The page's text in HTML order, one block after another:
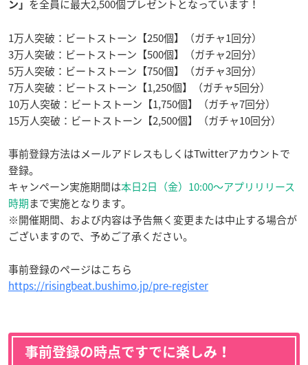
ン」 を全員に最大2,500個プレゼントとなっています！
1万人突破：ビートストーン【250個】（ガチャ1回分）
3万人突破：ビートストーン【500個】（ガチャ2回分）
5万人突破：ビートストーン【750個】（ガチャ3回分）
7万人突破：ビートストーン【1,250個】（ガチャ5回分）
10万人突破：ビートストーン【1,750個】（ガチャ7回分）
15万人突破：ビートストーン【2,500個】（ガチャ10回分）
事前登録方法はメールアドレスもしくはTwitterアカウントで
登録。
キャンペーン実施期間は本日2日（金）10:00〜アプリリリース
時期まで実施となります。
※開催期間、および内容は予告無く変更または中止する場合が
ございますので、予めご了承ください。
事前登録のページはこちら
https://risingbeat.bushimo.jp/pre-register
事前登録の時点ですでに楽しみ！